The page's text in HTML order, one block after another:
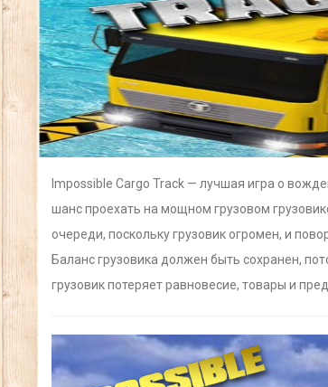
Impossible Cargo Track — лучшая игра о
шанс проехать на мощном грузовом
очереди, поскольку грузовик огромен, и
Баланс грузовика должен быть сохранен,
грузовик потеряет равновесие, товары и